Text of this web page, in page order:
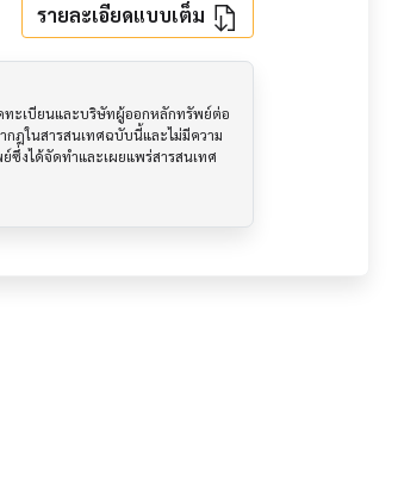
รายละเอียดแบบเต็ม
ทะเบียนและบริษัทผู้ออกหลักทรัพย์ต่อ
ฎในสารสนเทศฉบับนี้และไม่มีความ
ซึ่งได้จัดทำและเผยแพร่สารสนเทศ